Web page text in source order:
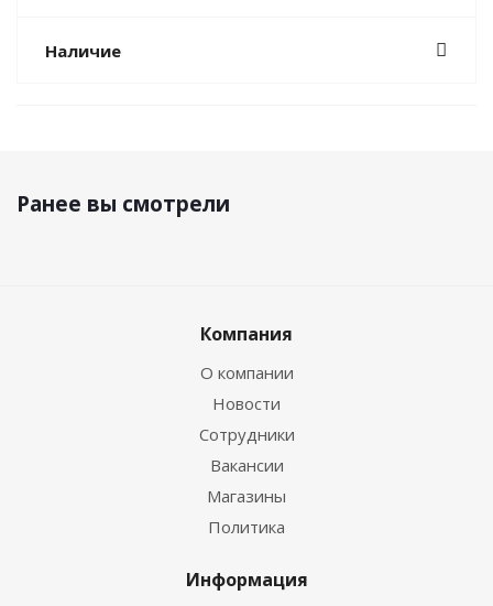
Наличие
Ранее вы смотрели
Компания
О компании
Новости
Сотрудники
Вакансии
Магазины
Политика
Информация